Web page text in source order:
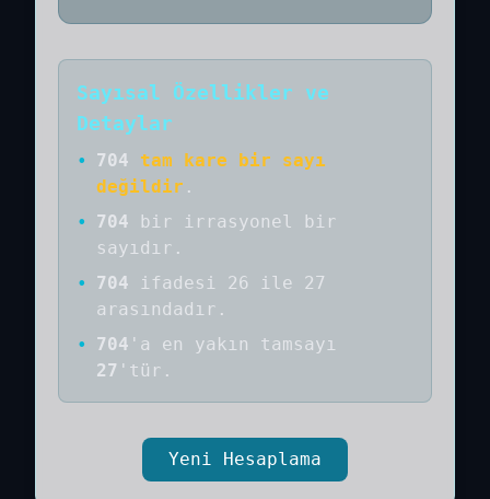
Sayısal Özellikler ve
Detaylar
• 704
tam kare bir sayı
değildir .
•
704 bir
irrasyonel bir
sayıdır .
•
704
ifadesi 26 ile 27
arasındadır.
•
704 'a en yakın tamsayı
27 'tür.
Yeni Hesaplama